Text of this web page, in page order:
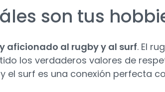
son tus
aficionado al rugby y al surf. El
los verdaderos valores de
el surf es una conexión perfecta